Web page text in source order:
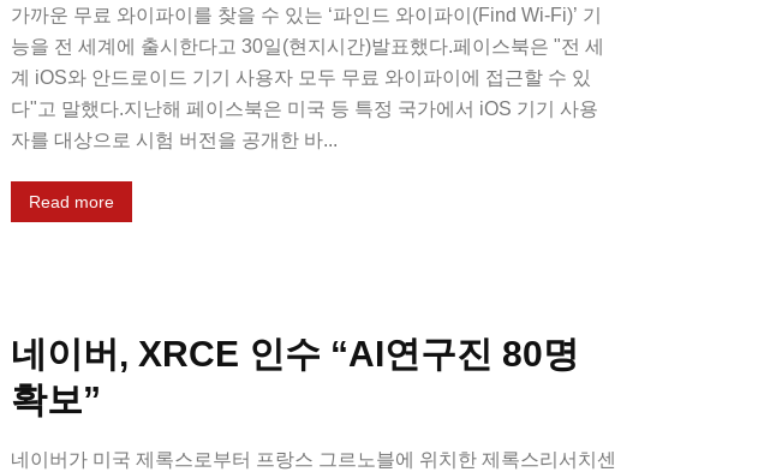
가까운 무료 와이파이를 찾을 수 있는 ‘파인드 와이파이(Find Wi-Fi)’ 기
능을 전 세계에 출시한다고 30일(현지시간)발표했다.페이스북은 "전 세
계 iOS와 안드로이드 기기 사용자 모두 무료 와이파이에 접근할 수 있
다"고 말했다.지난해 페이스북은 미국 등 특정 국가에서 iOS 기기 사용
자를 대상으로 시험 버전을 공개한 바...
Read more
네이버, XRCE 인수 “AI연구진 80명
확보”
네이버가 미국 제록스로부터 프랑스 그르노블에 위치한 제록스리서치센